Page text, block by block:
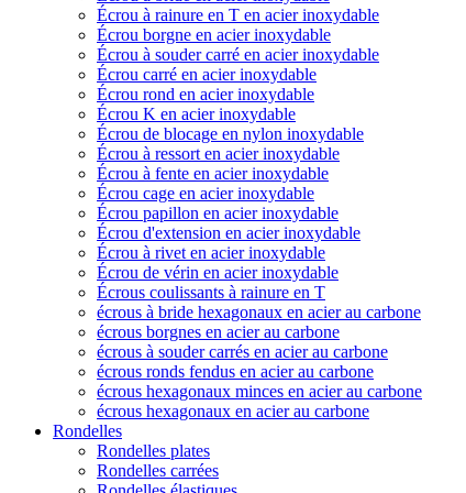
Écrou à rainure en T en acier inoxydable
Écrou borgne en acier inoxydable
Écrou à souder carré en acier inoxydable
Écrou carré en acier inoxydable
Écrou rond en acier inoxydable
Écrou K en acier inoxydable
Écrou de blocage en nylon inoxydable
Écrou à ressort en acier inoxydable
Écrou à fente en acier inoxydable
Écrou cage en acier inoxydable
Écrou papillon en acier inoxydable
Écrou d'extension en acier inoxydable
Écrou à rivet en acier inoxydable
Écrou de vérin en acier inoxydable
Écrous coulissants à rainure en T
écrous à bride hexagonaux en acier au carbone
écrous borgnes en acier au carbone
écrous à souder carrés en acier au carbone
écrous ronds fendus en acier au carbone
écrous hexagonaux minces en acier au carbone
écrous hexagonaux en acier au carbone
Rondelles
Rondelles plates
Rondelles carrées